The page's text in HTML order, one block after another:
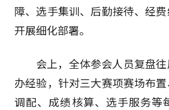
障、选手集训、后勤接待、经
开展细化部署。
会上，全体参会人员复盘
办经验，针对三大赛项赛场布
调配、成绩核算、选手服务等